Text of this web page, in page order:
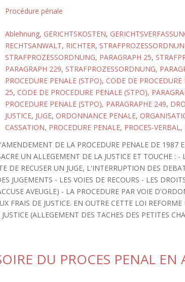
Procédure pénale
Ablehnung, GERICHTSKOSTEN,
RECHTSANWALT, RICHTER,
STRAFPROZESSORDNUNG, PARAGRAPH 25,
PARAGRAPH 229, STRAFPROZESSORDNUNG,
PROCEDURE PENALE (STPO), CODE DE
25, CODE DE PROCEDURE PENALE (STPO),
PROCEDURE PENALE (STPO), PARAGRAPHE 249,
JUSTICE, JUGE, ORDONNANCE PENALE,
CASSATION, PROCEDURE PENALE, PROCES-VERBAL,
DE LA PROCEDURE PENALE DE 1987
UN ALLEGEMENT DE LA JUSTICE ET TOUCHE : -
DE RECUSER UN JUGE, L'INTERRUPTION DES
JUGEMENTS - LES VOIES DE RECOURS - LES
AVEUGLE) - LA PROCEDURE PAR VOIE
FRAIS DE JUSTICE. EN OUTRE CETTE LOI
(ALLEGEMENT DES TACHES DES PETITES
DU PROCES PENAL EN